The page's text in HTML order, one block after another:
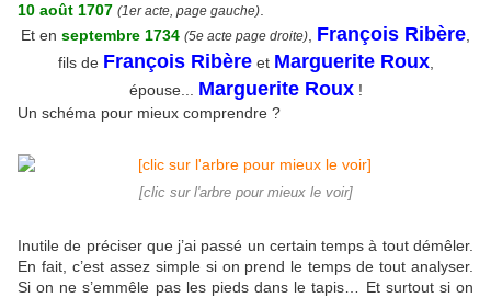
10 août 1707 (1er acte, page gauche)
Et en septembre 1734 (5e acte page droite) François Ribère
fils de François Ribèreet Marguerite Roux,
épouse... Marguerite Roux!
Un schéma pour mieux comprendre ?
[clic sur l'arbre pour mieux le voir]
Inutile de préciser que j’ai passé un certain temps à tout démêler.
En fait, c’est assez simple si on prend le temps de tout analyser.
Si on ne s’emmêle pas les pieds dans le tapis… Et surtout si on